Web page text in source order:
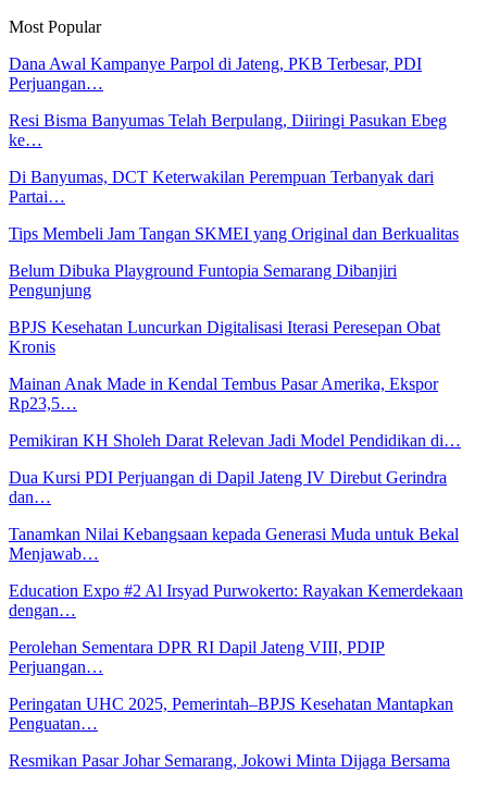
Most Popular
Dana Awal Kampanye Parpol di Jateng, PKB Terbesar, PDI
Perjuangan…
Resi Bisma Banyumas Telah Berpulang, Diiringi Pasukan Ebeg
ke…
Di Banyumas, DCT Keterwakilan Perempuan Terbanyak dari
Partai…
Tips Membeli Jam Tangan SKMEI yang Original dan Berkualitas
Belum Dibuka Playground Funtopia Semarang Dibanjiri
Pengunjung
BPJS Kesehatan Luncurkan Digitalisasi Iterasi Peresepan Obat
Kronis
Mainan Anak Made in Kendal Tembus Pasar Amerika, Ekspor
Rp23,5…
Pemikiran KH Sholeh Darat Relevan Jadi Model Pendidikan di…
Dua Kursi PDI Perjuangan di Dapil Jateng IV Direbut Gerindra
dan…
Tanamkan Nilai Kebangsaan kepada Generasi Muda untuk Bekal
Menjawab…
Education Expo #2 Al Irsyad Purwokerto: Rayakan Kemerdekaan
dengan…
Perolehan Sementara DPR RI Dapil Jateng VIII, PDIP
Perjuangan…
Peringatan UHC 2025, Pemerintah–BPJS Kesehatan Mantapkan
Penguatan…
Resmikan Pasar Johar Semarang, Jokowi Minta Dijaga Bersama